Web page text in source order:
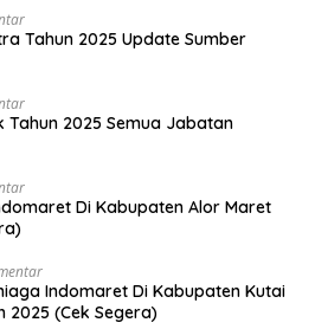
Tahun 2025 Update Sumber
Tahun 2025 Semua Jabatan
Di Kabupaten Alor Maret
Indomaret Di Kabupaten Kutai
2025 (Cek Segera)